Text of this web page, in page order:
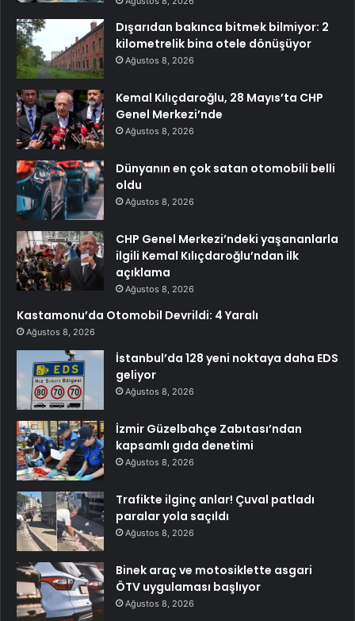
Dışarıdan bakınca bitmek bilmiyor: 2
kilometrelik bina otele dönüşüyor
Ağustos 8, 2026
Kemal Kılıçdaroğlu, 28 Mayıs’ta CHP
Genel Merkezi’nde
Ağustos 8, 2026
Dünyanın en çok satan otomobili belli
oldu
Ağustos 8, 2026
CHP Genel Merkezi’ndeki yaşananlarla
ilgili Kemal Kılıçdaroğlu’ndan ilk
açıklama
Ağustos 8, 2026
Kastamonu’da Otomobil Devrildi: 4 Yaralı
Ağustos 8, 2026
İstanbul’da 128 yeni noktaya daha EDS
geliyor
Ağustos 8, 2026
İzmir Güzelbahçe Zabıtası’ndan
kapsamlı gıda denetimi
Ağustos 8, 2026
Trafikte ilginç anlar! Çuval patladı
paralar yola saçıldı
Ağustos 8, 2026
Binek araç ve motosiklette asgari
ÖTV uygulaması başlıyor
Ağustos 8, 2026